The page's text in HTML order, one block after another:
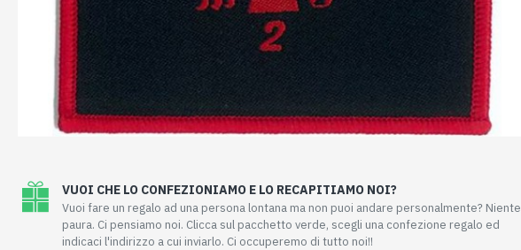
VUOI CHE LO CONFEZIONIAMO E LO RECAPITIAMO NOI?
Vuoi fare un regalo ad una persona lontana ma non puoi andare personalmente? Niente
paura. Ci pensiamo noi. Clicca sul pacchetto verde, scegli una confezione regalo ed
indicaci l'indirizzo a cui inviarlo. Ci occuperemo di tutto noi!!